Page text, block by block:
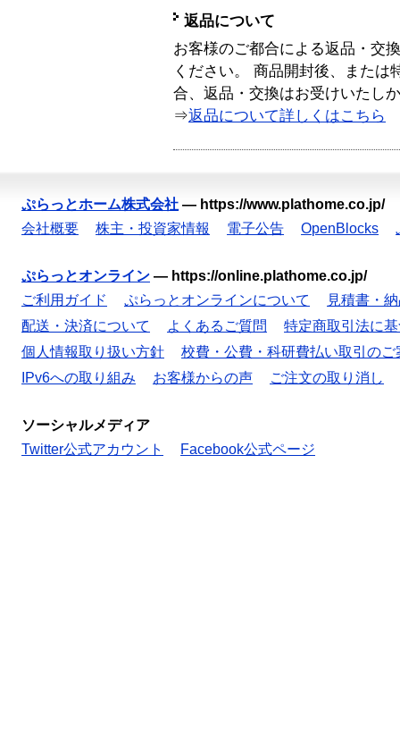
返品について
お客様のご都合による返品・交
ください。 商品開封後、または
合、返品・交換はお受けいたし
⇒返品について詳しくはこちら
ぷらっとホーム株式会社 — https://www.plathome.co.jp/
会社概要
株主・投資家情報 電子公告 OpenBlocks
ぷらっとオンライン — https://online.plathome.co.jp/
ご利用ガイド
ぷらっとオンラインについて
見積書・
配送・決済について
よくあるご質問
特定商取引法に
個人情報取り扱い方針
校費・公費・科研費払い取引のご
IPv6への取り組み
お客様からの声 ご注文の取り消し
ソーシャルメディア
Twitter公式アカウント
Facebook公式ページ